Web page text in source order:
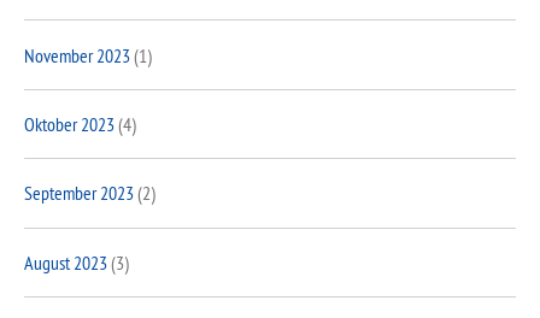
November 2023(1)
Oktober 2023(4)
September 2023(2)
August 2023(3)